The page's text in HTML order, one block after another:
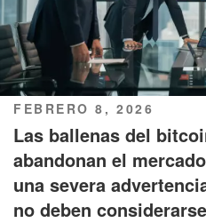
PUBLICADO
EL
FEBRERO 8, 2026
Las ballenas del
abandonan el
una severa
no deben